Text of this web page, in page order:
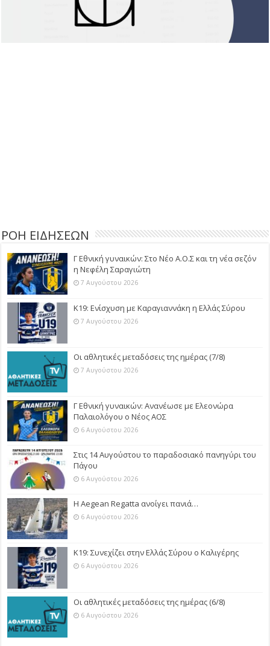
ΡΟΗ ΕΙΔΗΣΕΩΝ
Γ Εθνική γυναικών: Στο Νέο Α.Ο.Σ και τη νέα σεζόν
η Νεφέλη Σαραγιώτη
7 Αυγούστου 2026
Κ19: Ενίσχυση με Καραγιαννάκη η Ελλάς Σύρου
7 Αυγούστου 2026
Οι αθλητικές μεταδόσεις της ημέρας (7/8)
7 Αυγούστου 2026
Γ Εθνική γυναικών: Ανανέωσε με Ελεονώρα
Παλαιολόγου ο Νέος ΑΟΣ
6 Αυγούστου 2026
Στις 14 Αυγούστου το παραδοσιακό πανηγύρι του
Πάγου
6 Αυγούστου 2026
Η Aegean Regatta ανοίγει πανιά…
6 Αυγούστου 2026
Κ19: Συνεχίζει στην Ελλάς Σύρου ο Καλιγέρης
6 Αυγούστου 2026
Οι αθλητικές μεταδόσεις της ημέρας (6/8)
6 Αυγούστου 2026